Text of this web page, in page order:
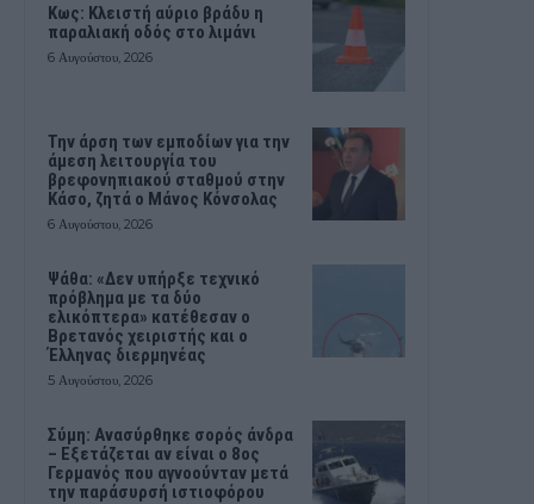
Κως: Κλειστή αύριο βράδυ η
παραλιακή οδός στο λιμάνι
6 Αυγούστου, 2026
Την άρση των εμποδίων για την
άμεση λειτουργία του
βρεφονηπιακού σταθμού στην
Κάσο, ζητά ο Μάνος Κόνσολας
6 Αυγούστου, 2026
Ψάθα: «Δεν υπήρξε τεχνικό
πρόβλημα με τα δύο
ελικόπτερα» κατέθεσαν ο
Βρετανός χειριστής και ο
Έλληνας διερμηνέας
5 Αυγούστου, 2026
Σύμη: Ανασύρθηκε σορός άνδρα
– Εξετάζεται αν είναι ο 8ος
Γερμανός που αγνοούνταν μετά
την παράσυρσή ιστιοφόρου